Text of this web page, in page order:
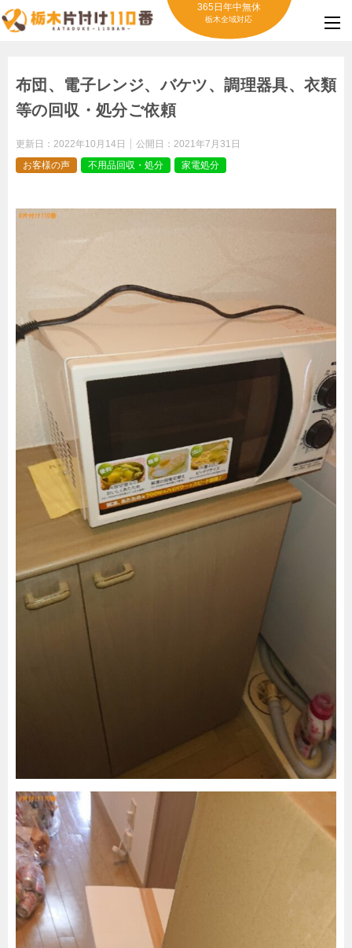
365日年中無休
栃木全域対応
布団、電子レンジ、バケツ、調理器具、衣類
等の回収・処分ご依頼
更新日： 2022年10月14日 公開日： 2021年7月31日
お客様の声
不用品回収・処分 家電処分